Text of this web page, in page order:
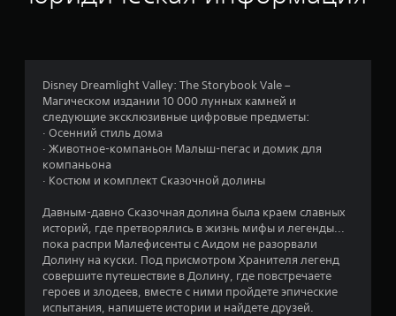
я
и
Disney Dreamlight Valley: The Storybook Vale –
Магическом издании 10 000 лунных камней и
следующие эксклюзивные цифровые предметы:
· Осенний стиль дома
· Животное-компаньон Малыш-пегас и домик для
компаньона
· Костюм и комплект Сказочной долины
Давным-давно Сказочная долина была краем славных
историй, где претворялись в жизнь мифы и легенды...
пока распри Малефисенты с Аидом не разорвали
Долину на куски. Под присмотром Хранителя легенд
совершите путешествие в Долину, где повстречаете
героев и злодеев, вместе с ними пройдете эпические
испытания, напишете истории и найдете друзей.